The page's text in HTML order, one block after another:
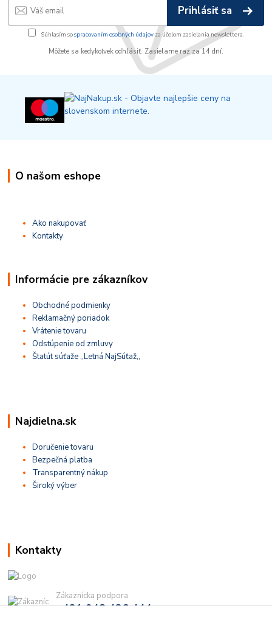
Prihlásiť sa
Súhlasím sospracovaním osobných údajov za účelom zasielania newslettera.
Môžete sa kedykoľvek odhlásiť. Zasielame raz za 14 dní.
O našom eshope
Ako nakupovať
Kontakty
Informácie pre zákazníkov
Obchodné podmienky
Reklamačný poriadok
Vrátenie tovaru
Odstúpenie od zmluvy
Štatút súťaže ,,Letná NajSúťaž,,
Najdielna.sk
Doručenie tovaru
Bezpečná platba
Transparentný nákup
Široký výber
Kontakty
Zákaznícka podpora
+421 948 436 444